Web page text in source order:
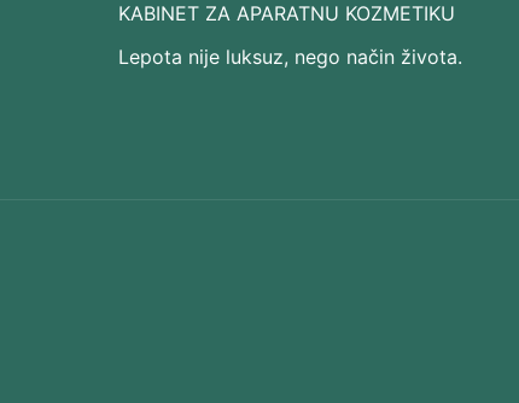
KABINET ZA APARATNU KOZMETIKU
Lepota nije luksuz, nego način života.